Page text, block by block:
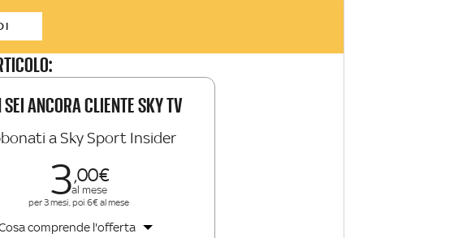
SEI ANCORA CLIENTE SKY TV
a Sky Sport Insider
300
al mese
per 3 mesi, poi 6€ al mese
comprende l'offerta